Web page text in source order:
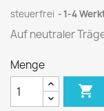
steuerfrei
1-4
Auf neutraler
Menge
